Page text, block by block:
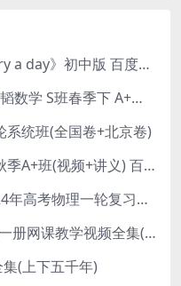
一天一个小故事《one story a day》初中版 百度网盘分享下载
初中数学 2024初一数学 朱韬数学 S班春季下 A+班春季下 百度云网盘
统班(全国卷+北京卷)
杨萌物理2023初三物理上秋季A+班(视频+讲义) 百度网盘分享
2024赵玉峰高三物理课程24年高考物理一轮复习网课教程
沪科版(初三)九年级物理全一册网课教学视频全集(录播版 杜春雨 66讲)
(上下五千年)